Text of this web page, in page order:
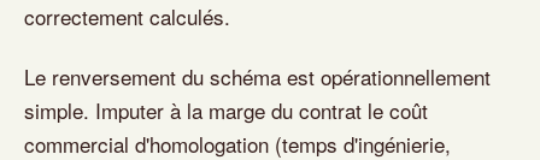
correctement calculés.
Le renversement du schéma est opérationnellement
simple. Imputer à la marge du contrat le coût
commercial d'homologation (temps d'ingénierie,